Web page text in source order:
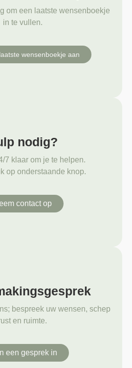
om een laatste wensenboekje
in te vullen.
wensenboekje aan
nodig?
7 klaar om je te helpen.
op onderstaande knop.
contact op
bespreek uw wensen, schep
en ruimte.
een gesprek in